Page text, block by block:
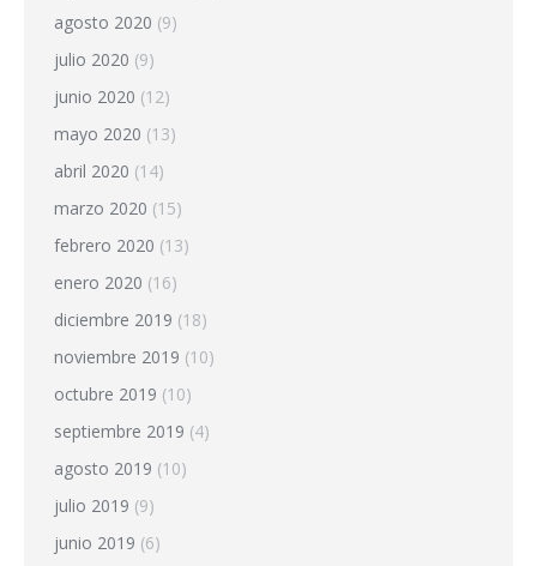
agosto 2020 (9)
julio 2020 (9)
junio 2020 (12)
mayo 2020 (13)
abril 2020 (14)
marzo 2020 (15)
febrero 2020 (13)
enero 2020 (16)
diciembre 2019 (18)
noviembre 2019 (10)
octubre 2019 (10)
septiembre 2019 (4)
agosto 2019 (10)
julio 2019 (9)
junio 2019 (6)